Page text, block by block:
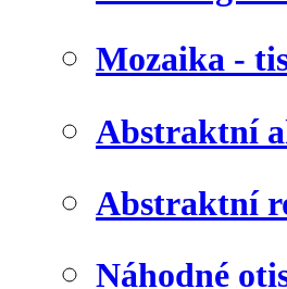
Mozaika -
Abstraktní
Abstraktní
Náhodné